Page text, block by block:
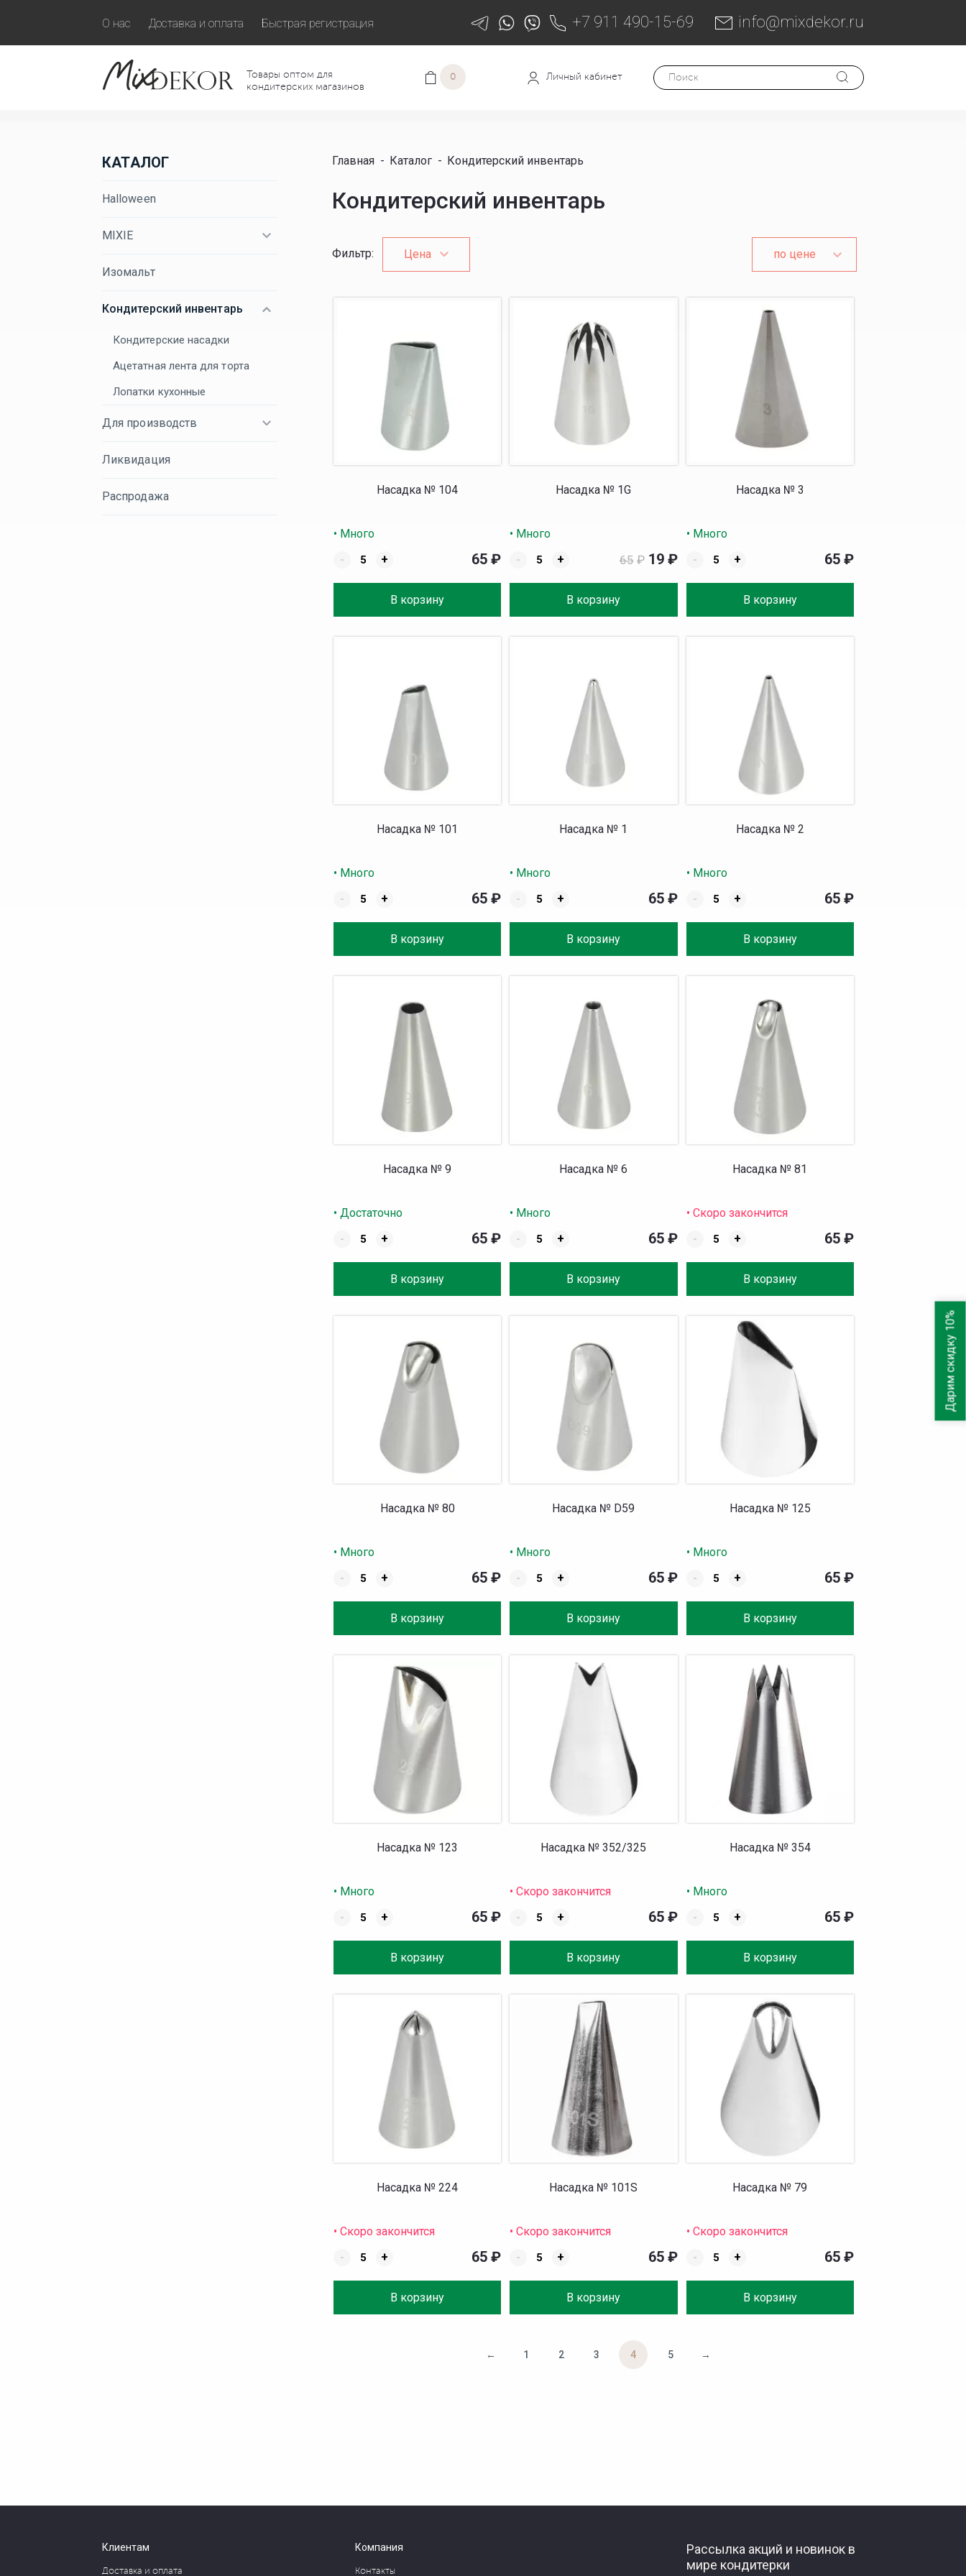
О нас Доставка и оплата Быстрая регистрация +7 911 490-15-69 info@mixdekor.ru
Товары оптом для
кондитерских магазинов
0 Личный кабинет
КАТАЛОГ
Halloween
MIXIE
Изомальт
Кондитерский инвентарь
Кондитерские насадки
Ацетатная лента для торта
Лопатки кухонные
Для производств
Ликвидация
Распродажа
Главная - Каталог - Кондитерский инвентарь
Кондитерский инвентарь
Фильтр: Цена по цене
Насадка № 104
• Много
-
+
В корзину
65₽
Насадка № 1G
• Много
-
+
В корзину
65 ₽ 19 ₽
Насадка № 3
• Много
-
+
В корзину
65 ₽
Насадка № 101
• Много
-
+
В корзину
65₽
Насадка № 1
• Много
-
+
В корзину
65 ₽
Насадка № 2
• Много
-
+
В корзину
65 ₽
Насадка № 9
• Достаточно
-
+
В корзину
65₽
Насадка № 6
• Много
-
+
В корзину
65 ₽
Насадка № 81
• Скоро закончится
-
+
В корзину
65 ₽
Насадка № 80
• Много
-
+
В корзину
65₽
Насадка № D59
• Много
-
+
В корзину
65 ₽
Насадка № 125
• Много
-
+
В корзину
65 ₽
Насадка № 123
• Много
-
+
В корзину
65₽
Насадка № 352/325
• Скоро закончится
-
+
В корзину
65 ₽
Насадка № 354
• Много
-
+
В корзину
65 ₽
Насадка № 224
• Скоро закончится
-
+
В корзину
65₽
Насадка № 101S
• Скоро закончится
-
+
В корзину
65 ₽
Насадка № 79
• Скоро закончится
-
+
В корзину
65 ₽
← 1 2 3 4 5 →
Клиентам
Доставка и оплата
Компания
Контакты
Рассылка акций и новинок в
мире кондитерки
Дарим скидку 10%